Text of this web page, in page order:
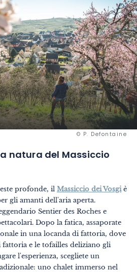
© P. Defontaine
natura del Massiccio
profonde, il Massiccio dei Vosgiè
gli amanti dell'aria aperta.
Sentier des Roches e
Dopo la fatica, assaporate
in una locanda di fattoria, dove
e le tofailles deliziano gli
l'esperienza, scegliete un
uno chalet immerso nel